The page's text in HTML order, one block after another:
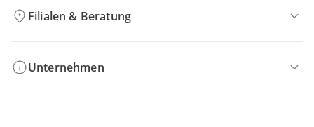
Filialen & Beratung
Unternehmen